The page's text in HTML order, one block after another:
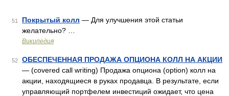
51 Покрытый колл — Для улучшения этой статьи
желательно? …
Википедия
52
ОБЕСПЕЧЕННАЯ ПРОДАЖА ОПЦИОНА КОЛЛ НА АКЦИИ
— (covered call writing) Продажа опциона (option) колл на
акции, находящиеся в руках продавца. В результате, если
управляющий портфелем инвестиций ожидает, что цена